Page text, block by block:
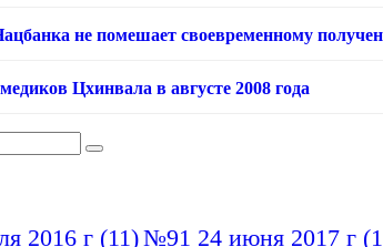
не помешает своевременному
Цхинвала в августе 2008 года
2016 г (11)№91 24 июня 2017 г